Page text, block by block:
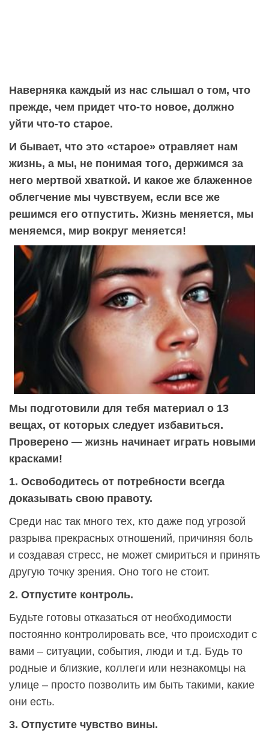
Наверняка каждый из нас слышал о том, что
прежде, чем придет что-то новое, должно
уйти что-то старое.
И бывает, что это «старое» отравляет нам
жизнь, а мы, не понимая того, держимся за
него мертвой хваткой. И какое же блаженное
облегчение мы чувствуем, если все же
решимся его отпустить. Жизнь меняется, мы
меняемся, мир вокруг меняется!
Мы подготовили для тебя материал о 13
вещах, от которых следует избавиться.
Проверено — жизнь начинает играть новыми
красками!
1. Освободитесь от потребности всегда
доказывать свою правоту.
Среди нас так много тех, кто даже под угрозой
разрыва прекрасных отношений, причиняя боль
и создавая стресс, не может смириться и принять
другую точку зрения. Оно того не стоит.
2. Отпустите контроль.
Будьте готовы отказаться от необходимости
постоянно контролировать все, что происходит с
вами – ситуации, события, люди и т.д. Будь то
родные и близкие, коллеги или незнакомцы на
улице – просто позволить им быть такими, какие
они есть.
3. Отпустите чувство вины.